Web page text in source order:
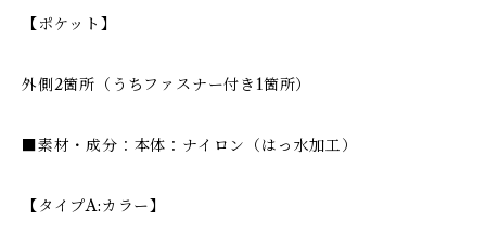
【ポケット】
外側2箇所（うちファスナー付き1箇所）
■素材・成分：本体：ナイロン（はっ水加工）
【タイプA:カラー】